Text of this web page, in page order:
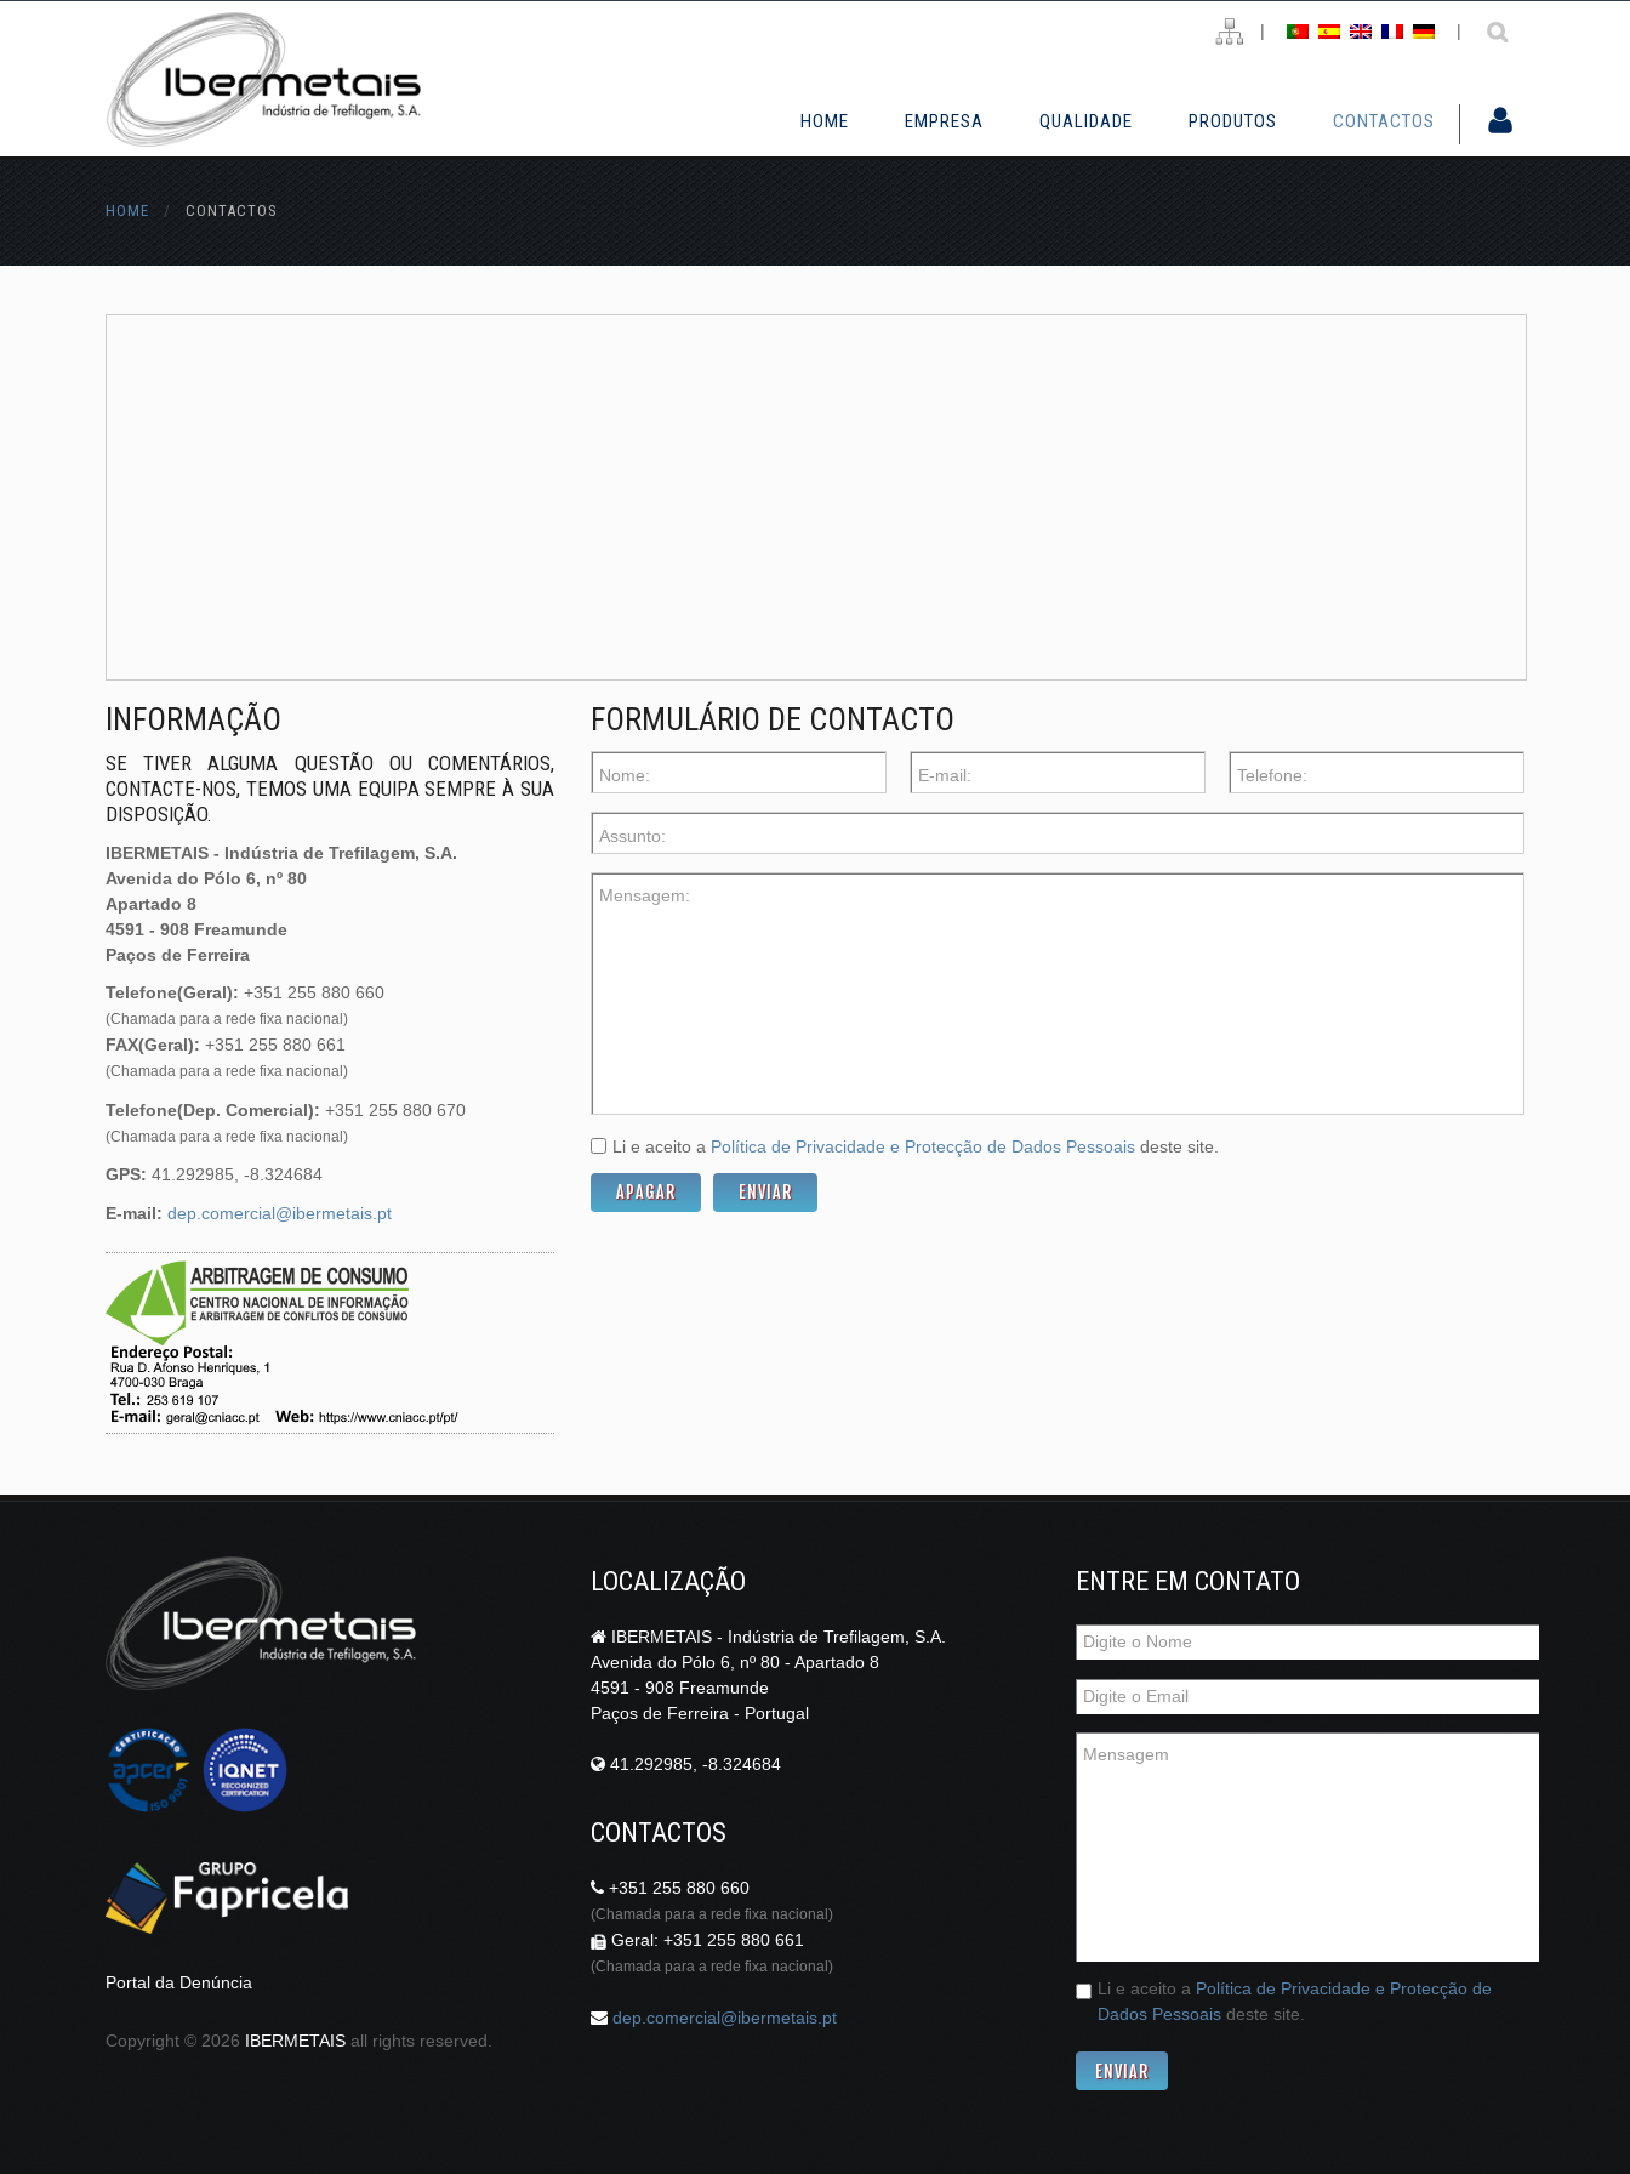
| |
HOME EMPRESA QUALIDADE PRODUTOS CONTACTOS
HOME / CONTACTOS
INFORMAÇÃO
SE TIVER ALGUMA QUESTÃO OU COMENTÁRIOS,
CONTACTE-NOS, TEMOS UMA EQUIPA SEMPRE À SUA
DISPOSIÇÃO.
IBERMETAIS - Indústria de Trefilagem, S.A.
Avenida do Pólo 6, nº 80
Apartado 8
4591 - 908 Freamunde
Paços de Ferreira
Telefone(Geral): +351 255 880 660
(Chamada para a rede fixa nacional)
FAX(Geral): +351 255 880 661
(Chamada para a rede fixa nacional)
Telefone(Dep. Comercial): +351 255 880 670
(Chamada para a rede fixa nacional)
GPS: 41.292985, -8.324684
E-mail: dep.comercial@ibermetais.pt
FORMULÁRIO DE CONTACTO
Li e aceito a Política de Privacidade e Protecção de Dados Pessoais deste site.
Portal da Denúncia
Copyright © 2026 IBERMETAIS all rights reserved.
LOCALIZAÇÃO
IBERMETAIS - Indústria de Trefilagem, S.A.
Avenida do Pólo 6, nº 80 - Apartado 8
4591 - 908 Freamunde
Paços de Ferreira - Portugal
41.292985, -8.324684
CONTACTOS
+351 255 880 660
(Chamada para a rede fixa nacional)
Geral: +351 255 880 661
(Chamada para a rede fixa nacional)
dep.comercial@ibermetais.pt
ENTRE EM CONTATO
Li e aceito a Política de Privacidade e Protecção de
Dados Pessoais deste site.